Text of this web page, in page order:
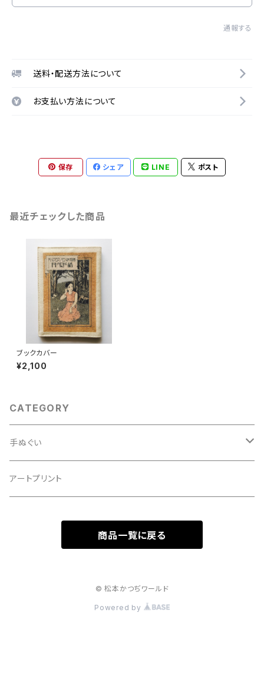
通報する
送料・配送方法について
お支払い方法について
保存 シェア LINE ポスト
最近チェックした商品
ブックカバー
¥2,100
CATEGORY
手ぬぐい
マクス
アートプリント
商品一覧に戻る
© 松本かつぢワールド
Powered by